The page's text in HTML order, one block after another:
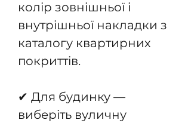
колір зовнішньої і
внутрішньої накладки з
каталогу квартирних
покриттів.
✔ Для будинку —
виберіть вуличну